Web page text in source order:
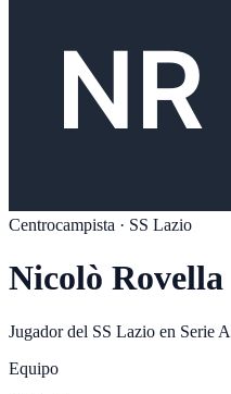
Centrocampista · SS Lazio
Nicolò Rovella
Jugador del SS Lazio en Serie A
Equipo